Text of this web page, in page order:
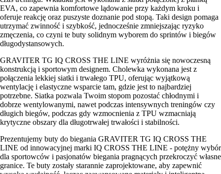
EVA, co zapewnia komfortowe lądowanie przy każdym kroku i
oferuje reakcję oraz puszyste doznanie pod stopą. Taki design pomaga
utrzymać zwinność i szybkość, jednocześnie zmniejszając ryzyko
zmęczenia, co czyni te buty solidnym wyborem do sprintów i biegów
długodystansowych.
GRAVITER TG IQ CROSS THE LINE wyróżnia się nowoczesną
konstrukcją i sportowym designem. Cholewka wykonana jest z
połączenia lekkiej siatki i trwałego TPU, oferując wyjątkową
wentylację i elastyczne wsparcie tam, gdzie jest to najbardziej
potrzebne. Siatka pozwala Twoim stopom pozostać chłodnymi i
dobrze wentylowanymi, nawet podczas intensywnych treningów czy
długich biegów, podczas gdy wzmocnienia z TPU wzmacniają
krytyczne obszary dla długotrwałej trwałości i stabilności.
Prezentujemy buty do biegania GRAVITER TG IQ CROSS THE
LINE od innowacyjnej marki IQ CROSS THE LINE - potężny wybór
dla sportowców i pasjonatów biegania pragnących przekroczyć własne
granice. Te buty zostały starannie zaprojektowane, aby zapewnić